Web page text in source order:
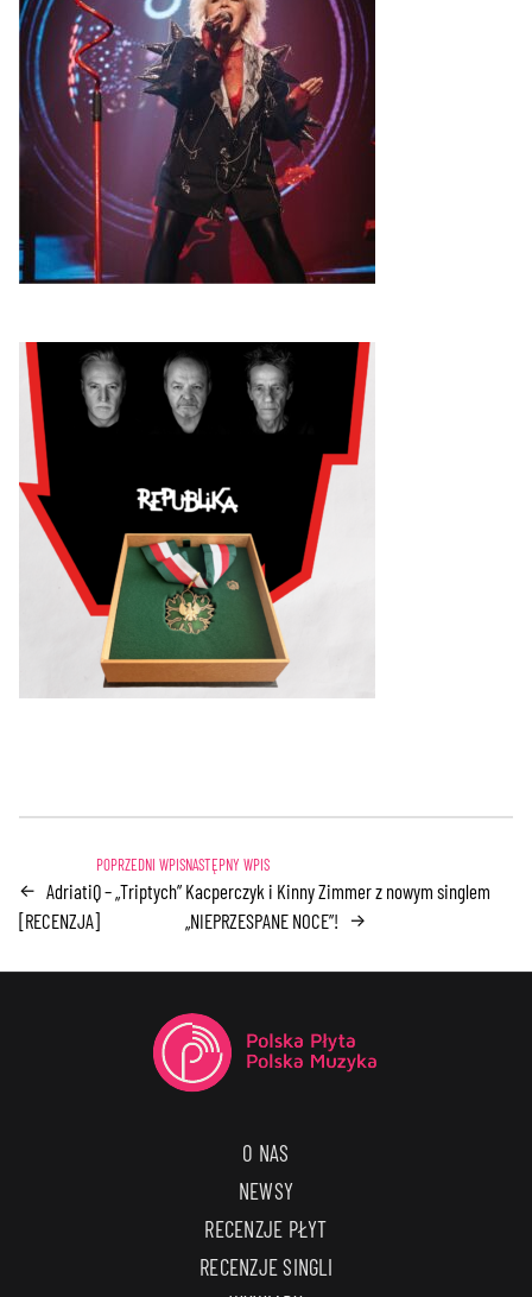
← AdriatiQ – „Triptych”
[RECENZJA]
Kacperczyk i Kinny Zimmer z nowym singlem
„NIEPRZESPANE NOCE”! →
O NAS
NEWSY
RECENZJE PŁYT
RECENZJE SINGLI